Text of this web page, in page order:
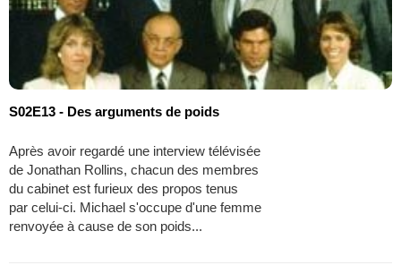
S02E13 - Des arguments de poids
Après avoir regardé une interview télévisée
de Jonathan Rollins, chacun des membres
du cabinet est furieux des propos tenus
par celui-ci. Michael s'occupe d'une femme
renvoyée à cause de son poids...